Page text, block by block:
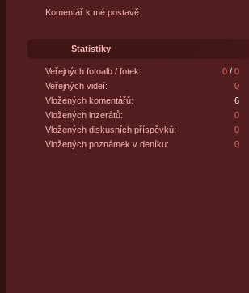
Komentář k mé postavě:
Statistiky
Veřejných fotoalb / fotek: 0/ 0
Veřejných videí:
0
Vložených komentářů:
6
Vložených inzerátů:
0
Vložených diskusních příspěvků:
0
Vložených poznámek v deníku:
0